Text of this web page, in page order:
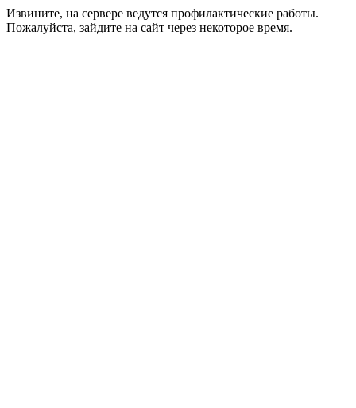
Извините, на сервере ведутся профилактические работы.
Пожалуйста, зайдите на сайт через некоторое время.